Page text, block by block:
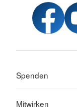
Spenden
Mitwirken